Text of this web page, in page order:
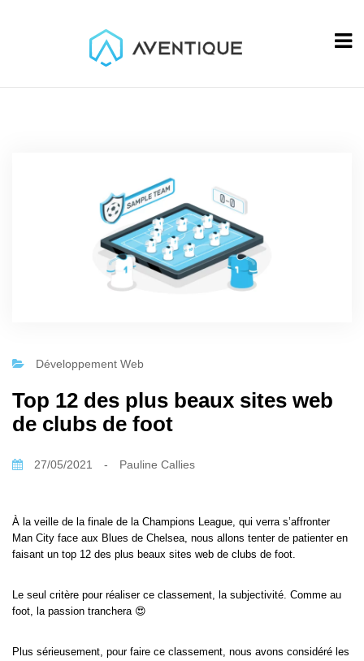
Développement Web
Top 12 des plus beaux sites web
de clubs de foot
27/05/2021 - Pauline Callies
À la veille de la finale de la Champions League, qui verra s’affronter
Man City face aux Blues de Chelsea, nous allons tenter de patienter en
faisant un top 12 des plus beaux sites web de clubs de foot.
Le seul critère pour réaliser ce classement, la subjectivité. Comme au
foot, la passion tranchera 😍
Plus sérieusement, pour faire ce classement, nous avons considéré les